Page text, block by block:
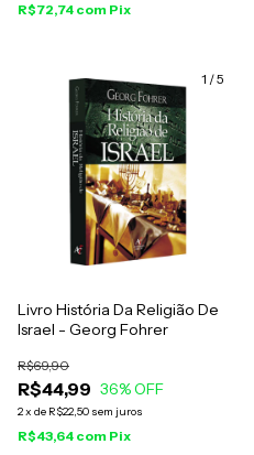
R$72,74 com Pix
1 /5
Livro História Da Religião De
Israel - Georg Fohrer
R$44,99
R$69,90
36% OFF
2x de R$22,50 sem juros
R$43,64 com Pix